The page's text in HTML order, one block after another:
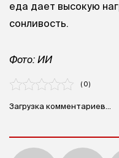
еда дает высокую
сонливость.
Фото: ИИ
( 0 )
Загрузка комментариев...